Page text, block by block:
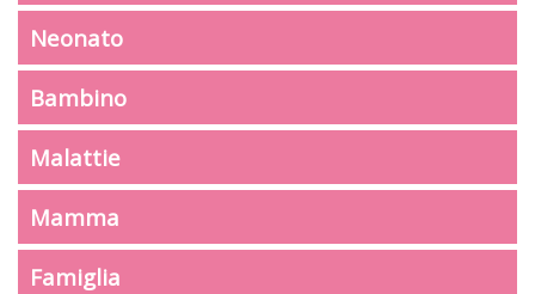
Neonato
Bambino
Malattie
Mamma
Famiglia